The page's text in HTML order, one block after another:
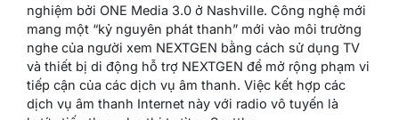
nghiệm bởi ONE Media 3.0 ở Nashville. Công nghệ mới
mang một “kỷ nguyên phát thanh” mới vào môi trường
nghe của người xem NEXTGEN bằng cách sử dụng TV
và thiết bị di động hỗ trợ NEXTGEN để mở rộng phạm vi
tiếp cận của các dịch vụ âm thanh. Việc kết hợp các
dịch vụ âm thanh Internet này với radio vô tuyến là